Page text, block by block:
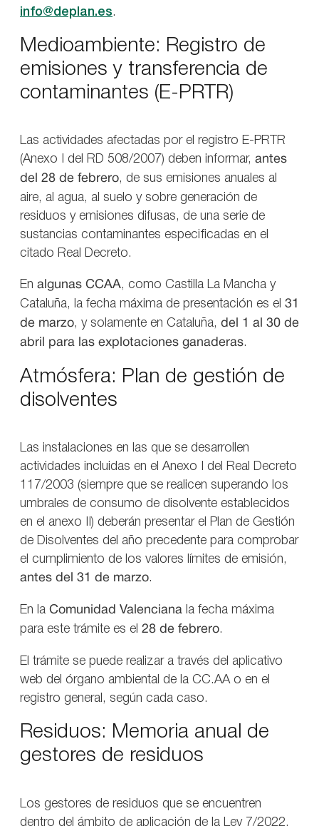
info@deplan.es.
Medioambiente: Registro de
emisiones y transferencia de
contaminantes (E-PRTR)
Las actividades afectadas por el registro E-PRTR
(Anexo I del RD 508/2007) deben informar, antes
del 28 de febrero, de sus emisiones anuales al
aire, al agua, al suelo y sobre generación de
residuos y emisiones difusas, de una serie de
sustancias contaminantes especificadas en el
citado Real Decreto.
En algunas CCAA, como Castilla La Mancha y
Cataluña, la fecha máxima de presentación es el 31
de marzo, y solamente en Cataluña, del 1 al 30 de
abril para las explotaciones ganaderas.
Atmósfera: Plan de gestión de
disolventes
Las instalaciones en las que se desarrollen
actividades incluidas en el Anexo I del Real Decreto
117/2003 (siempre que se realicen superando los
umbrales de consumo de disolvente establecidos
en el anexo II) deberán presentar el Plan de Gestión
de Disolventes del año precedente para comprobar
el cumplimiento de los valores límites de emisión,
antes del 31 de marzo.
En la Comunidad Valenciana la fecha máxima
para este trámite es el 28 de febrero.
El trámite se puede realizar a través del aplicativo
web del órgano ambiental de la CC.AA o en el
registro general, según cada caso.
Residuos: Memoria anual de
gestores de residuos
Los gestores de residuos que se encuentren
dentro del ámbito de aplicación de la Ley 7/2022,